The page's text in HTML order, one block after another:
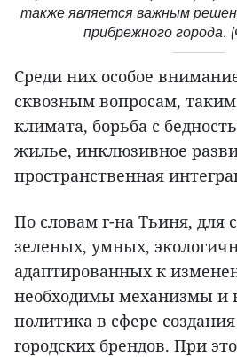
также является важным
прибрежного
Среди них особое
сквозным вопросам,
климата, борьба с
жилье, инклюзивное
пространственная
По словам г-на Тьиня, для
зеленых, умных,
адаптированных к
необходимы механизмы и
политика в сфере
городских брендов. При